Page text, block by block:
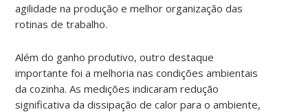
agilidade na produção e melhor organização das
rotinas de trabalho.
Além do ganho produtivo, outro destaque
importante foi a melhoria nas condições ambientais
da cozinha. As medições indicaram redução
significativa da dissipação de calor para o ambiente,